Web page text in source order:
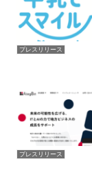
プレスリリース
プレスリリース